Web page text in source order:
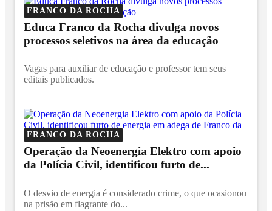
FRANCO DA ROCHA
Educa Franco da Rocha divulga novos
processos seletivos na área da educação
Vagas para auxiliar de educação e professor tem seus
editais publicados.
FRANCO DA ROCHA
Operação da Neoenergia Elektro com apoio
da Polícia Civil, identificou furto de...
O desvio de energia é considerado crime, o que ocasionou
na prisão em flagrante do...